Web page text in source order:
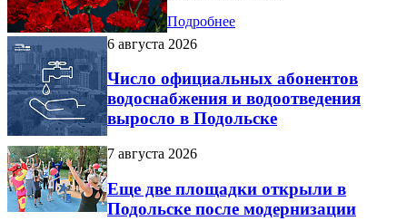
Подробнее
6 августа 2026
Число официальных абонентов
водоснабжения и водоотведения
выросло в Подольске
7 августа 2026
Еще две площадки открыли в
Подольске после модернизации